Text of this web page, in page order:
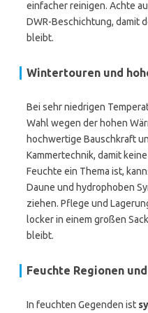
einfacher reinigen. Achte
DWR-Beschichtung, damit
bleibt.
Wintertouren und
Bei sehr niedrigen
Wahl wegen der hohen
hochwertige Bauschkraft
Kammertechnik, damit
Feuchte ein Thema ist,
Daune und hydrophoben
ziehen. Pflege und
locker in einem großen
bleibt.
Feuchte Regionen
In feuchten Gegenden ist